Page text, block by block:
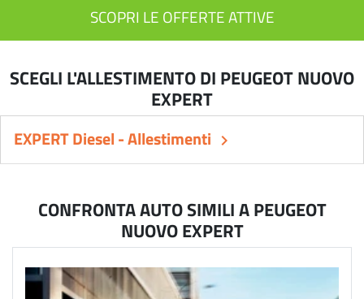
SCOPRI LE OFFERTE ATTIVE
SCEGLI L'ALLESTIMENTO DI PEUGEOT NUOVO
EXPERT
EXPERT Diesel - Allestimenti keyboard_arrow_right
CONFRONTA AUTO SIMILI A PEUGEOT
NUOVO EXPERT